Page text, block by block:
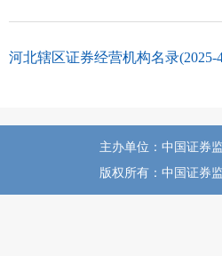
河北辖区证券经营机构名录(2025-
主办单位：中国证券
版权所有：中国证券